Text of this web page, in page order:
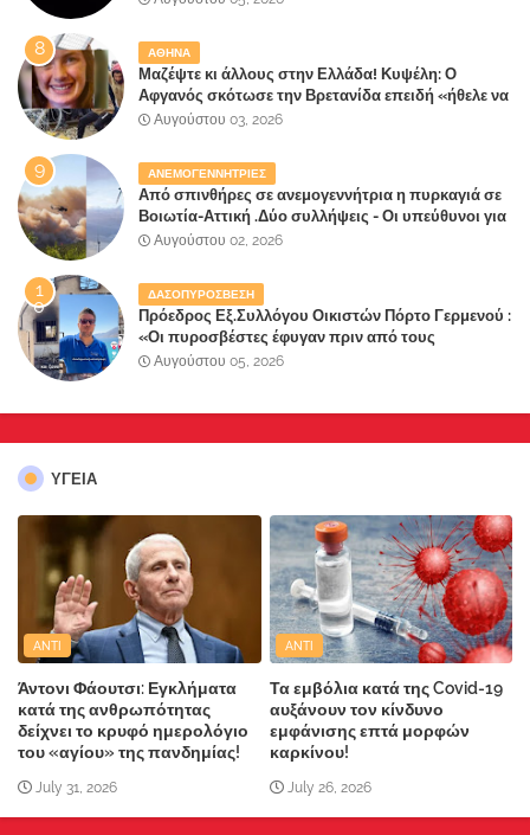
ΑΘΗΝΑ
Μαζέψτε κι άλλους στην Ελλάδα! Κυψέλη: Ο
Αφγανός σκότωσε την Βρετανίδα επειδή «ήθελε να
κάνει τη σύντροφό του χριστιανή»
Αυγούστου 03, 2026
ΑΝΕΜΟΓΕΝΝΗΤΡΙΕΣ
Από σπινθήρες σε ανεμογεννήτρια η πυρκαγιά σε
Βοιωτία-Αττική .Δύο συλλήψεις - Οι υπεύθυνοι για
την λάθος διαχείριση της κατάσβεσης θα
Αυγούστου 02, 2026
ΔΑΣΟΠΥΡΟΣΒΕΣΗ
Πρόεδρος Εξ.Συλλόγου Οικιστών Πόρτο Γερμενού :
«Οι πυροσβέστες έφυγαν πριν από τους
κατοίκους»
Αυγούστου 05, 2026
ΥΓΕΙΑ
ANTI
Άντονι Φάουτσι: Εγκλήματα
κατά της ανθρωπότητας
δείχνει το κρυφό ημερολόγιο
του «αγίου» της πανδημίας!
July 31, 2026
ANTI
Τα εμβόλια κατά της Covid-19
αυξάνουν τον κίνδυνο
εμφάνισης επτά μορφών
καρκίνου!
July 26, 2026